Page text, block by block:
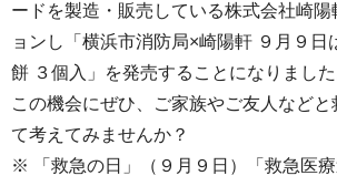
ードを製造・販売している株式会社崎
ョンし「横浜市消防局×崎陽軒 ９月９日
餅 ３個入」を発売することになりました
この機会にぜひ、ご家族やご友人など
て考えてみませんか？
※ 「救急の日」（９月９日）「救急医